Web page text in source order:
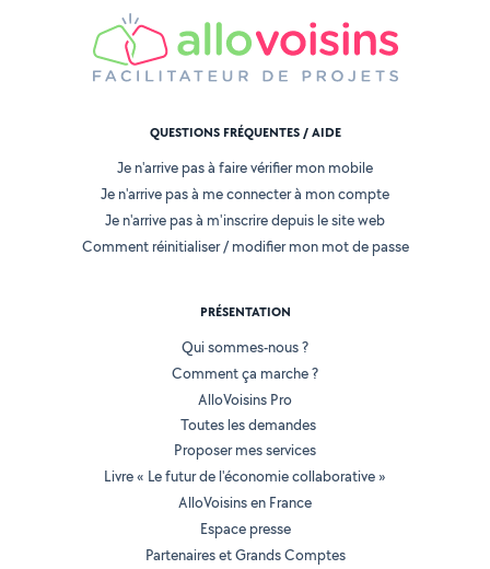
QUESTIONS FRÉQUENTES / AIDE
Je n'arrive pas à faire vérifier mon mobile
Je n'arrive pas à me connecter à mon compte
Je n'arrive pas à m'inscrire depuis le site web
Comment réinitialiser / modifier mon mot de passe
PRÉSENTATION
Qui sommes-nous ?
Comment ça marche ?
AlloVoisins Pro
Toutes les demandes
Proposer mes services
Livre « Le futur de l'économie collaborative »
AlloVoisins en France
Espace presse
Partenaires et Grands Comptes